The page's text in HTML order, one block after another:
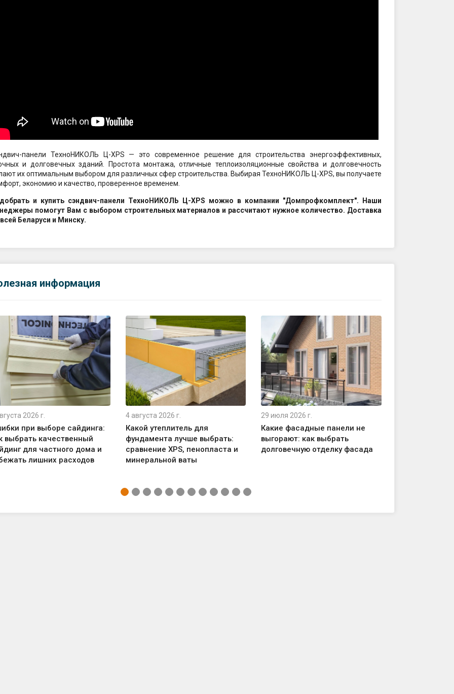
панели ТехноНИКОЛЬ Ц-XPS — это современное решение для строительства энергоэффективных,
и долговечных зданий. Простота монтажа, отличные теплоизоляционные свойства и долговечность
их оптимальным выбором для различных сфер строительства. Выбирая ТехноНИКОЛЬ Ц-XPS, вы получаете
экономию и качество, проверенное временем.
и купить сэндвич-панели ТехноНИКОЛЬ Ц-XPS можно в компании "Домпрофкомплект". Наши
помогут Вам с выбором строительных материалов и рассчитают нужное количество. Доставка
Беларуси и Минску.
информация
2026 г.
при выборе сайдинга:
выбрать качественный
для частного дома и
лишних расходов
4 августа 2026 г.
Какой утеплитель для
фундамента лучше выбрать:
сравнение XPS, пенопласта и
минеральной ваты
29 июля 2026 г.
Какие фасадные панели не
выгорают: как выбрать
долговечную отделку фасада